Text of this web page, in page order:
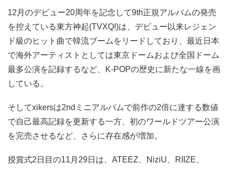
12月のデビュー20周年を記念して9th正規アルバムの発売
を控えている東方神起(TVXQ!)は、デビュー以来レジェン
ド級のヒット曲で韓流ブームをリードしており、最近日本
で海外アーティストとしては東京ドームおよび全国ドーム
最多公演を記録するなど、K-POPの歴史に新たな一線を画
している。
そしてxikersは2ndミニアルバムで前作の2倍に達する数値
で自己最高記録を更新する一方、初のワールドツアー公演
を完売させるなど、さらに存在感が増加。
授賞式2日目の11月29日は、ATEEZ、NiziU、RIIZE、